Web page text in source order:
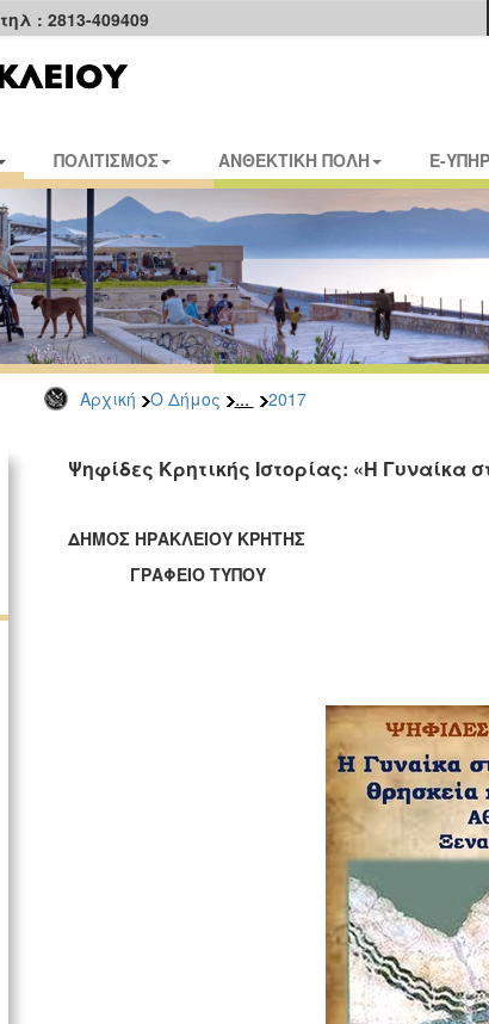
: 2813-409409
ΠΟΛΙΤΙΣΜΟΣ ΑΝΘΕΚΤΙΚΗ ΠΟΛΗ E-
Αρχική Ο Δήμος ... 2017
Ψηφίδες Κρητικής Ιστορίας: «Η Γυναίκα
ΔΗΜΟΣ ΗΡΑΚΛΕΙΟΥ ΚΡΗΤΗΣ
ΓΡΑΦΕΙΟ ΤΥΠΟΥ